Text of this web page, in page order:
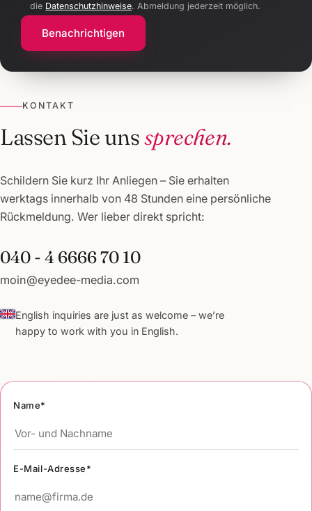
die Datenschutzhinweise. Abmeldung jederzeit möglich.
Benachrichtigen
KONTAKT
Lassen Sie unssprechen.
Schildern Sie kurz Ihr Anliegen – Sie erhalten
werktags innerhalb von 48 Stunden eine persönliche
Rückmeldung. Wer lieber direkt spricht:
040 - 4 6666 70 10
moin@eyedee-media.com
English inquiries are just as welcome – we’re
happy to work with you in English.
Name*
E-Mail-Adresse*